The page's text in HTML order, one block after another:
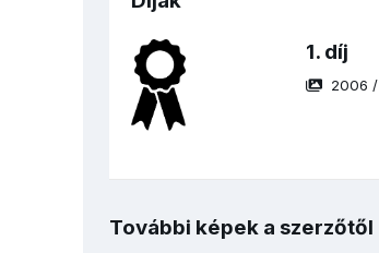
1. díj
2006 /
További képek a szerzőtől